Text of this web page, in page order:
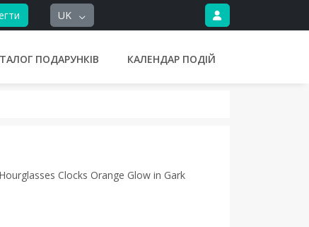
UK
ПОДАРУНКІВ КАЛЕНДАР ПОДІЙ
Clocks Orange Glow in Gark